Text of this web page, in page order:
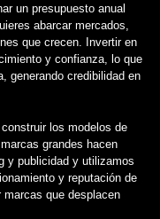
un presupuesto anual
abarcar mercados,
que crecen. Invertir en
y confianza, lo que
generando credibilidad en
los modelos de
grandes hacen
y publicidad y utilizamos
y reputación de
que desplacen